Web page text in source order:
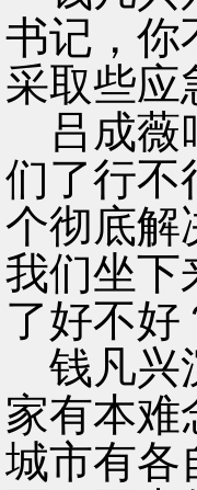
书记，你
采取些应
吕成薇
们了行不
个彻底解
我们坐下
了好不好
钱凡兴
家有本难
城市有各